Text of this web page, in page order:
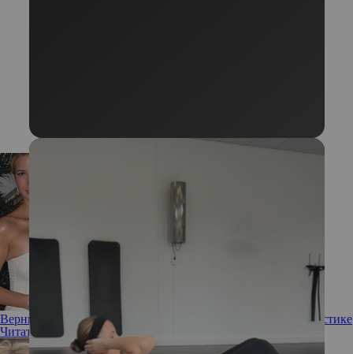
Верните это немедленно! 10 звезд, которые пожалели о пластике
Читать полностью